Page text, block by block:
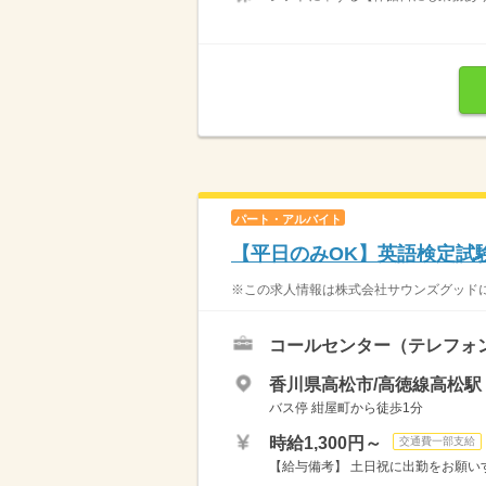
パート・アルバイト
【平日のみOK】英語検定
※この求人情報は株式会社サウンズグッド
コールセンター（テレフォ
香川県高松市/高徳線高松
バス停 紺屋町から徒歩1分
時給1,300円～ 交通費一部支給
【給与備考】 土日祝に出勤をお願